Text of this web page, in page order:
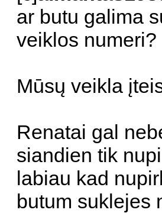
ar butu galima
veiklos numeri?
Mūsų veikla
Renatai gal
siandien tik
labiau kad
butum suklejes